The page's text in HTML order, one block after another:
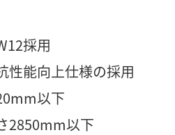
採用
性能向上仕様の採用
以下
2850mm以下